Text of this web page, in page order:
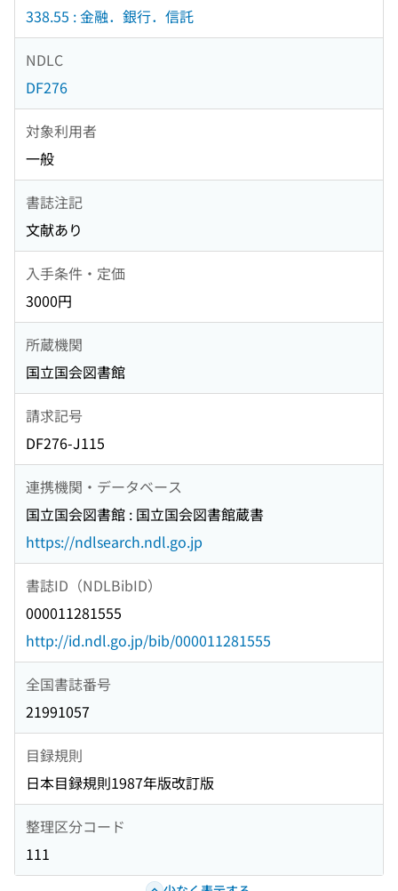
338.55 : 金融．銀行．信託
NDLC
DF276
対象利用者
一般
書誌注記
文献あり
入手条件・定価
3000円
所蔵機関
国立国会図書館
請求記号
DF276-J115
連携機関・データベース
国立国会図書館 : 国立国会図書館蔵書
https://ndlsearch.ndl.go.jp
書誌ID（NDLBibID）
000011281555
http://id.ndl.go.jp/bib/000011281555
全国書誌番号
21991057
目録規則
日本目録規則1987年版改訂版
整理区分コード
111